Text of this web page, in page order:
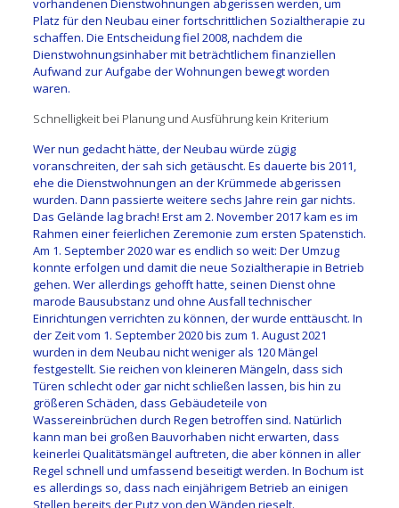
vorhandenen Dienstwohnungen abgerissen werden, um
Platz für den Neubau einer fortschrittlichen Sozialtherapie zu
schaffen. Die Entscheidung fiel 2008, nachdem die
Dienstwohnungsinhaber mit beträchtlichem finanziellen
Aufwand zur Aufgabe der Wohnungen bewegt worden
waren.
Schnelligkeit bei Planung und Ausführung kein Kriterium
Wer nun gedacht hätte, der Neubau würde zügig
voranschreiten, der sah sich getäuscht. Es dauerte bis 2011,
ehe die Dienstwohnungen an der Krümmede abgerissen
wurden. Dann passierte weitere sechs Jahre rein gar nichts.
Das Gelände lag brach! Erst am 2. November 2017 kam es im
Rahmen einer feierlichen Zeremonie zum ersten Spatenstich.
Am 1. September 2020 war es endlich so weit: Der Umzug
konnte erfolgen und damit die neue Sozialtherapie in Betrieb
gehen. Wer allerdings gehofft hatte, seinen Dienst ohne
marode Bausubstanz und ohne Ausfall technischer
Einrichtungen verrichten zu können, der wurde enttäuscht. In
der Zeit vom 1. September 2020 bis zum 1. August 2021
wurden in dem Neubau nicht weniger als 120 Mängel
festgestellt. Sie reichen von kleineren Mängeln, dass sich
Türen schlecht oder gar nicht schließen lassen, bis hin zu
größeren Schäden, dass Gebäudeteile von
Wassereinbrüchen durch Regen betroffen sind. Natürlich
kann man bei großen Bauvorhaben nicht erwarten, dass
keinerlei Qualitätsmängel auftreten, die aber können in aller
Regel schnell und umfassend beseitigt werden. In Bochum ist
es allerdings so, dass nach einjährigem Betrieb an einigen
Stellen bereits der Putz von den Wänden rieselt.